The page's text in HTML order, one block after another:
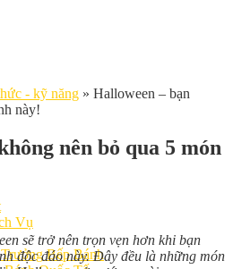
Vụ
Bếp Bánh
- kỹ năng » Halloween – bạn
này!
nên bỏ qua 5 món
sẽ trở nên trọn vẹn hơn khi bạn
độc đáo này. Đây đều là những món